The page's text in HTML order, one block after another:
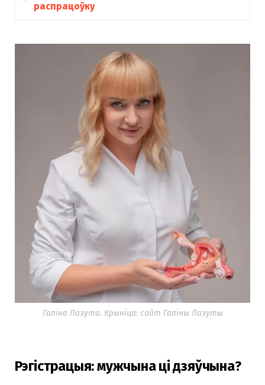
распрацоўку
Аўтарка LGS health – гродзенская акушэрка-
гінеколаг Галіна Лазута, урач першай
катэгорыі са стажам 14 гадоў, спецыялізацыі
– дзіцячая гінекалагіня, сэксалогія і
псіхалогія. У 2009 годзе скончыла Гродзенскі
дзяржаўны медыцынскі ўніверсітэт, у 2016 —
Мінскі дзяржаўны медыцынскі ўніверсітэт.
Аўтарка артыкулаў і патэнта «Трэнажор
вагінальны для ўмацавання цягліц тазавага
дна» (вядзе
у Telegram), стваральніцай
геля для інтымнай гігіены Lgel і суіскальніца
навуковай ступені па тэме «Пралапс
органаў малога таза». Вядзе блог у Instagram
з 37,1 тыс. падпісантаў. Супрацоўніца
гродзенскай гарадской паліклінікі №3 і
медыцынскага цэнтра “Биар”. Яе каментарыі
можна знайсці ў расійскіх інтэрнет-СМІ.
Беларусі і СНД”.
Галіна Лазута. Крыніца: сайт Галіны Лазуты
Рэгістрацыя: мужчына ці дзяўчына?